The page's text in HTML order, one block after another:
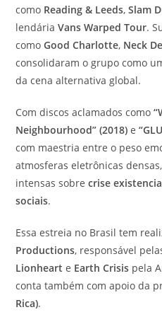
como Reading & Leeds,Slam
lendáriaVans Warped Tour.
comoGood Charlotte, Neck
consolidaram o grupo como
da cena alternativa global.
Com discos aclamados como
Neighbourhood” (2018) e
com maestria entre o peso
atmosferas eletrônicas
intensas sobrecrise
sociais.
Essa estreia no Brasil tem
Productions, responsável
Lionheart e Earth Crisis pela
conta também com apoio da
Rica).